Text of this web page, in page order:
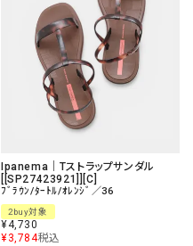
Ipanema｜Tストラップサンダル
[[SP27423921]][C]
ﾌﾞﾗｳﾝ/ﾀｰﾄﾙ/ｵﾚﾝｼﾞ／36
2buy対象
¥4,730
¥3,784税込